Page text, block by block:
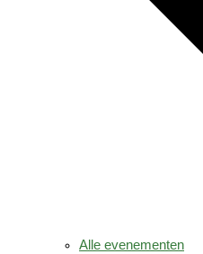
Alle evenementen